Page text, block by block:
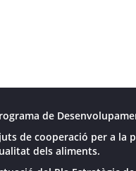
de
de cooperació per a la
dels aliments.